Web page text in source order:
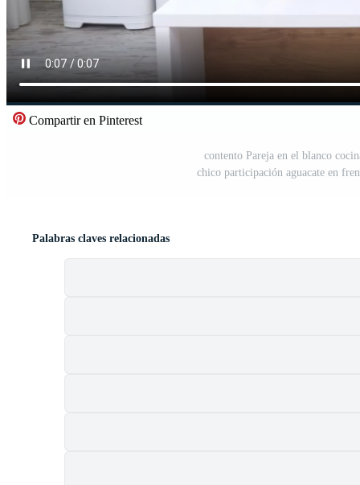
Compartir en Pinterest
contento Pareja en el blanco
chico participación aguacate en
Palabras claves relacionadas